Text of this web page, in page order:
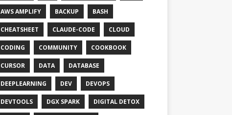
AWS AMPLIFY BACKUP BASH
CHEATSHEET CLAUDE-CODE CLOUD
CODING COMMUNITY COOKBOOK
CURSOR DATA DATABASE
DEEPLEARNING DEV DEVOPS
DEVTOOLS DGX SPARK DIGITAL DETOX